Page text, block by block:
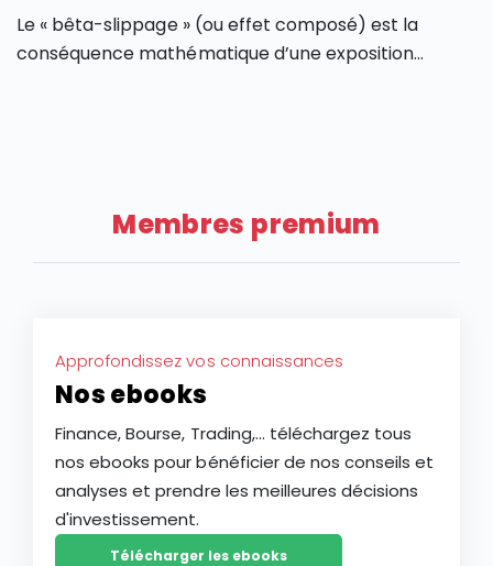
Le « bêta-slippage » (ou effet composé) est la
conséquence mathématique d’une exposition
Membres premium
Approfondissez vos connaissances
Nos ebooks
Finance, Bourse, Trading,... téléchargez tous
nos ebooks pour bénéficier de nos conseils et
analyses et prendre les meilleures décisions
d'investissement.
Télécharger les ebooks